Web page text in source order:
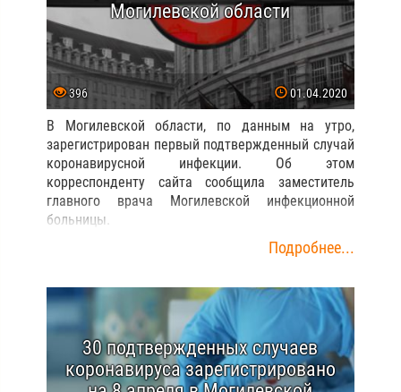
Могилевской области
396 01.04.2020
В Могилевской области, по данным на утро,
зарегистрирован первый подтвержденный случай
коронавирусной инфекции. Об этом
корреспонденту сайта сообщила заместитель
главного врача Могилевской инфекционной
больницы.
Подробнее...
30 подтвержденных случаев
коронавируса зарегистрировано